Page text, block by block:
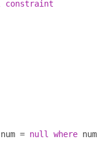
constraint
num = null where num